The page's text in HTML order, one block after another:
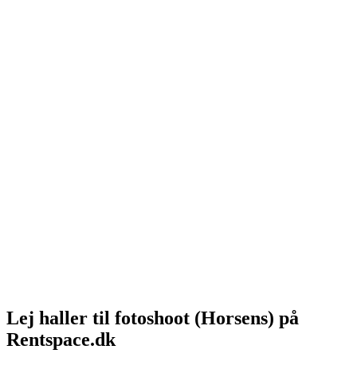
Lej haller til fotoshoot (Horsens) på
Rentspace.dk